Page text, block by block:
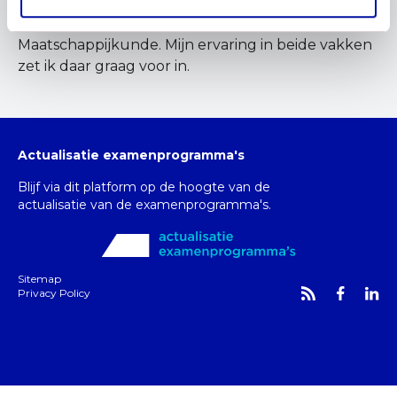
Maatschappijwetenschappen en
Maatschappijkunde. Mijn ervaring in beide vakken
zet ik daar graag voor in.
Actualisatie examenprogramma's
Blijf via dit platform op de hoogte van de
actualisatie van de examenprogramma's.
Sitemap
Privacy Policy